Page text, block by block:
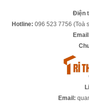
Điện
Hotline: 096 523 7756 (Toà
Email: